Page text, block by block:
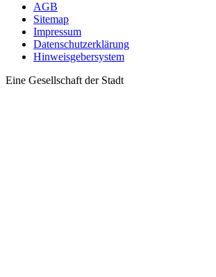
AGB
Sitemap
Impressum
Datenschutzerklärung
Hinweisgebersystem
Eine Gesellschaft der Stadt